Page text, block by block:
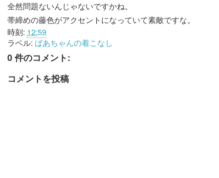
全然問題ないんじゃないですかね。
帯締めの藤色がアクセントになっていて素敵ですな。
時刻: 12:59
ラベル: ばあちゃんの着こなし
0 件のコメント:
コメントを投稿